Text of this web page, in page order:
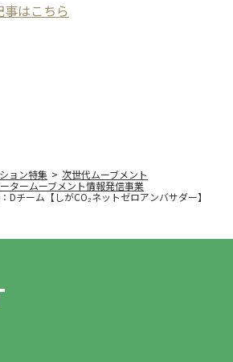
はこちら
ョン特集
次世代ムーブメント
タームーブメント情報発信事業
チーム【しがCO₂ネットゼロアンバサダー】